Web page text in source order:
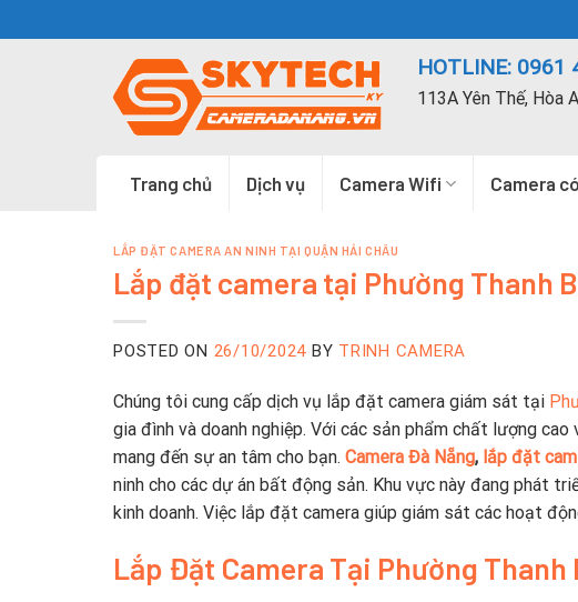
to
HOTLINE: 0961
113A Yên Thế, Hòa
Trang chủ Dịch vụ Camera Wifi Camera
LẮP ĐẶT CAMERA AN NINH TẠI QUẬN HẢI CHÂU
Lắp đặt camera tại Phường Thanh
POSTED ON 26/10/2024 BY TRINH CAMERA
Chúng tôi cung cấp dịch vụ lắp đặt camera giám sát tại
gia đình và doanh nghiệp. Với các sản phẩm chất lượng
mang đến sự an tâm cho bạn. Camera Đà Nẵng, lắp đặt
ninh cho các dự án bất động sản. Khu vực này đang phát
kinh doanh. Việc lắp đặt camera giúp giám sát các hoạt
Lắp Đặt Camera Tại Phường Thanh